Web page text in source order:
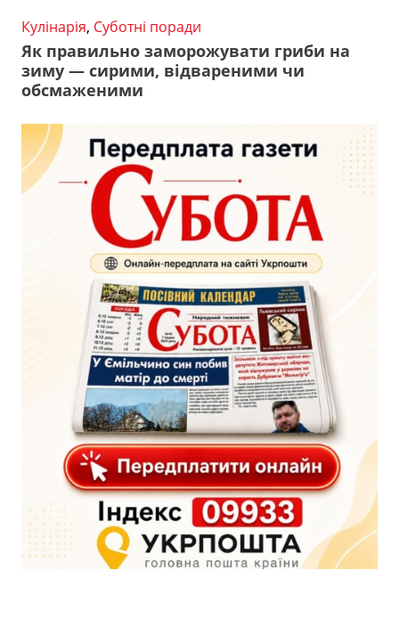
Кулінарія, Суботні поради
Як правильно заморожувати гриби на
зиму — сирими, відвареними чи
обсмаженими